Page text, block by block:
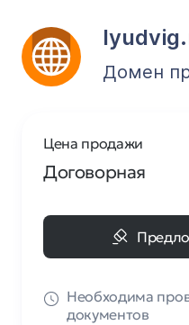
Домен
Цена продажи
Договорная
Необходима
документов